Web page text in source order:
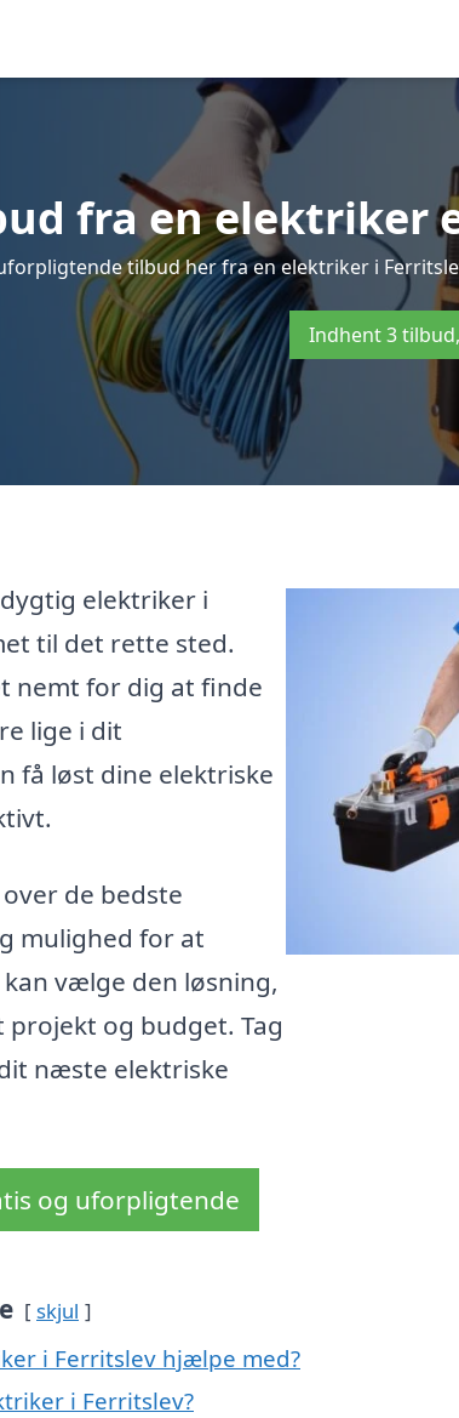
fra en elektriker
tilbud her fra en elektriker i
Indhent 3
elektriker i
til det rette sted.
nemt for dig at finde
lige i dit
få løst dine elektriske
de bedste
mulighed for at
vælge den løsning,
og budget. Tag
næste elektriske
og uforpligtende
skjul
i Ferritslev hjælpe med?
i Ferritslev?